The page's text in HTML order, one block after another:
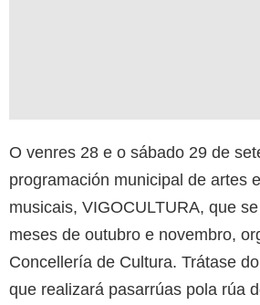
O venres 28 e o sábado 29 de
programación municipal de artes
musicais, VIGOCULTURA, que
meses de outubro e novembro,
Concellería de Cultura. Trátase
que realizará pasarrúas pola rúa